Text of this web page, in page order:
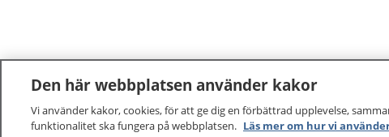
Den här webbplatsen använder kakor
Vi använder kakor, cookies, för att ge dig en förbättrad upplevelse,
funktionalitet ska fungera på webbplatsen. Läs mer om hur vi